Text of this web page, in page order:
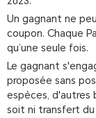
Un gagnant ne
coupon. Chaque
qu’une seule fois.
Le gagnant
proposée sans
espèces, d'autres
soit ni transfert du